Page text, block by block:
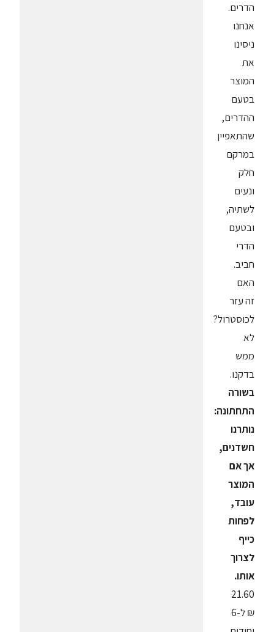
הדרים.
אנחנו
ניסינו
את
המוצר
בטעם
ההדרים,
שהתאפיין
במרקם
חלק
ונעים
לשתיה,
ובטעם
הדרי
חביב.
האם
זה עזר
לכוסטרול?
לא
ממש
בדקנו.
בשורה
התחתונה:
נותרנו
חשדנים,
אך אם
המוצר
עובד,
לפחות
כייף
לצרוך
אותו.
21.60
₪ ל-6